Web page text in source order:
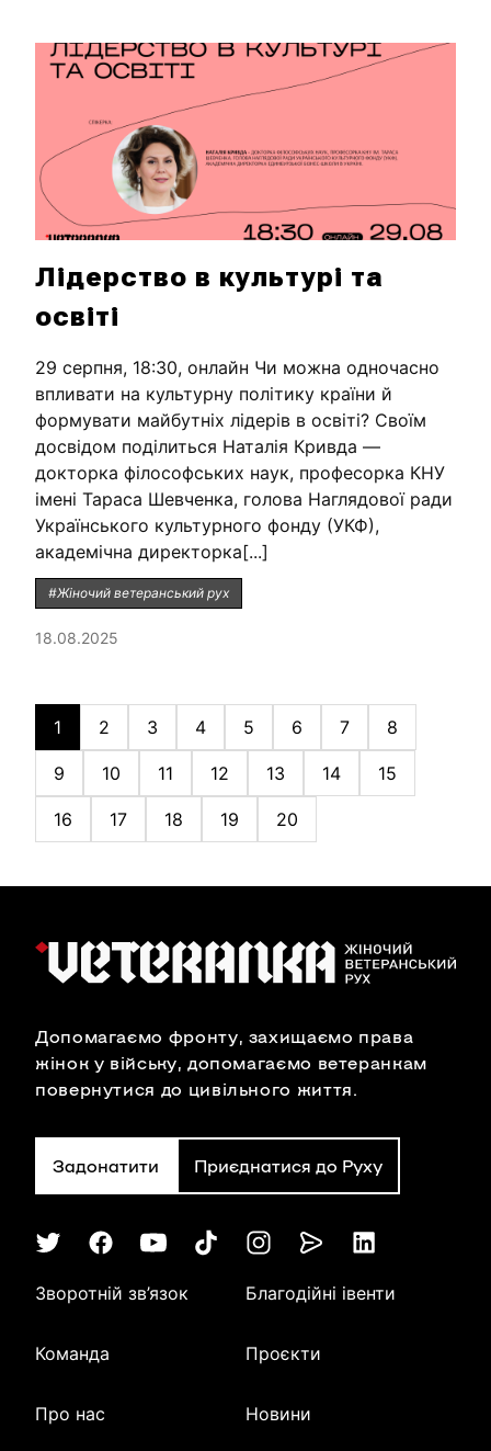
Лідерство в культурі та
освіті
29 серпня, 18:30, онлайн Чи можна одночасно
впливати на культурну політику країни й
формувати майбутніх лідерів в освіті? Своїм
досвідом поділиться Наталія Кривда —
докторка філософських наук, професорка КНУ
імені Тараса Шевченка, голова Наглядової ради
Українського культурного фонду (УКФ),
академічна директорка[...]
#Жіночий ветеранський рух
18.08.2025
1 2 3 4 5 6 7 8
9 10 11 12 13 14 15
16 17 18 19 20
Допомагаємо фронту, захищаємо права
жінок у війську, допомагаємо ветеранкам
повернутися до цивільного життя.
Задонатити Приєднатися до Руху
Зворотній зв’язок
Команда
Про нас
Благодійні івенти
Проєкти
Новини